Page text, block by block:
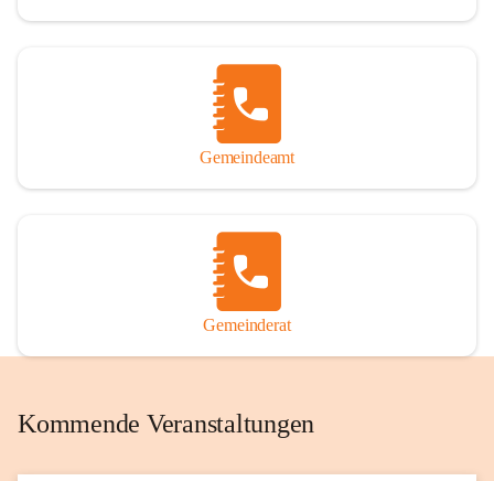
Gemeindeamt
Gemeinderat
Kommende Veranstaltungen